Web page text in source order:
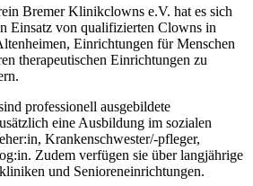
Bremer Klinikclowns e.V. hat es sich
Einsatz von qualifizierten Clowns in
Einrichtungen für Menschen
therapeutischen Einrichtungen zu
professionell ausgebildete
eine Ausbildung im sozialen
Krankenschwester/-pfleger,
Zudem verfügen sie über langjährige
und Senioreneinrichtungen.